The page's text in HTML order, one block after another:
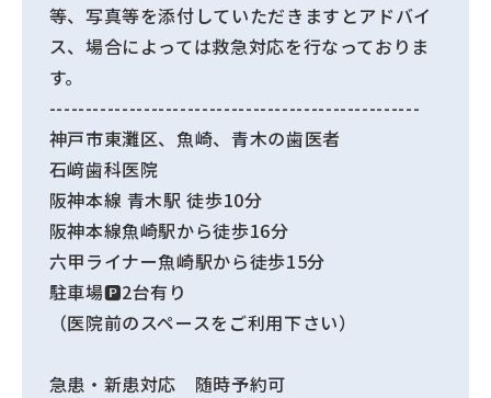
等、写真等を添付していただきますとアドバイ
ス、場合によっては救急対応を行なっておりま
す。
---------------------------------------------------
神戸市東灘区、魚崎、青木の歯医者
石﨑歯科医院
阪神本線 青木駅 徒歩10分
阪神本線魚崎駅から徒歩16分
六甲ライナー魚崎駅から徒歩15分
駐車場🅿️2台有り
（医院前のスペースをご利用下さい）
急患・新患対応 随時予約可